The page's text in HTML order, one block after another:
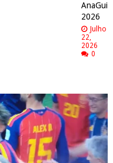
AnaGui
2026
Julho
22,
2026
0